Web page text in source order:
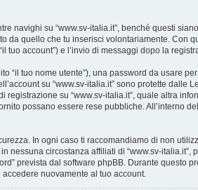
navighi su “www.sv-italia.it”, benché questi
da quello che tu inserisci volontariamente. Con
tuo account”) e l’invio di messaggi dopo la
“il tuo nome utente”), una password da usare
su “www.sv-italia.it” sono protette
su “www.sv-italia.it”, quale altra
possano essere rese pubbliche. All’interno
In ogni caso ti raccomandiamo di non
nessuna circostanza affiliati di “www.sv-
prevista dal software phpBB. Durante
nuovamente al tuo account.